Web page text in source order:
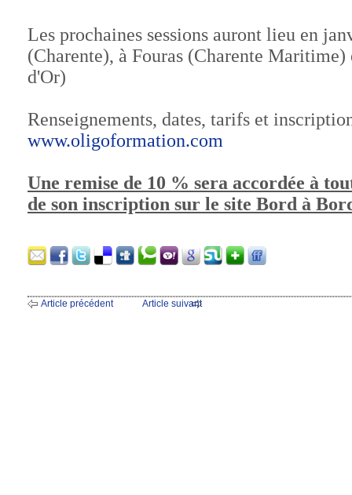
Les prochaines sessions auront lieu en
(Charente), à Fouras (Charente Maritime)
d'Or)
Renseignements, dates, tarifs et
www.oligoformation.com
Une remise de 10 % sera accordée à
de son inscription sur le site Bord à
Article précédent Article suivant